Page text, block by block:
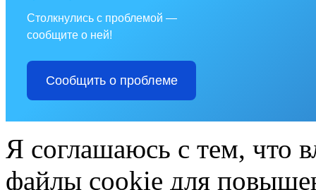
Столкнулись с проблемой —
сообщите о ней!
Сообщить о проблеме
Я соглашаюсь с тем, что
файлы cookie для